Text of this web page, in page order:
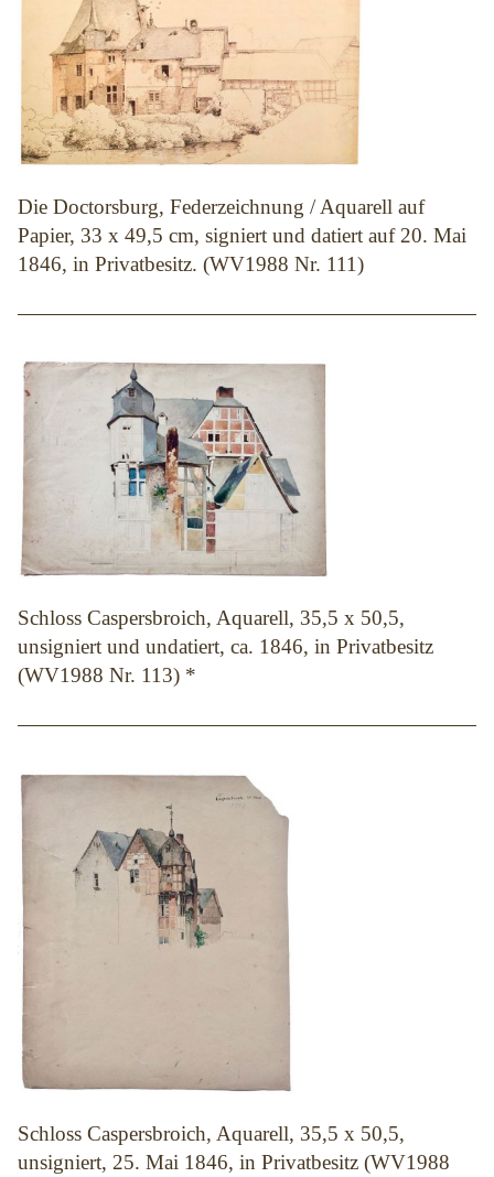
Die Doctorsburg, Federzeichnung / Aquarell auf
Papier, 33 x 49,5 cm, signiert und datiert auf 20. Mai
1846, in Privatbesitz. (WV1988 Nr. 111)
Schloss Caspersbroich, Aquarell, 35,5 x 50,5,
unsigniert und undatiert, ca. 1846, in Privatbesitz
(WV1988 Nr. 113) *
Schloss Caspersbroich, Aquarell, 35,5 x 50,5,
unsigniert, 25. Mai 1846, in Privatbesitz (WV1988